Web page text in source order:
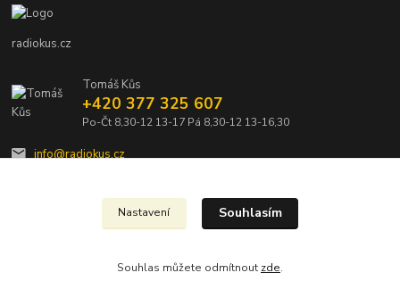
radiokus.cz
Tomáš Kůs
+420 377 325 607
Po-Čt 8,30-12 13-17 Pá 8,30-12 13-16,30
info@radiokus.cz
Nastavení Souhlasím
Souhlas můžete odmítnout zde.